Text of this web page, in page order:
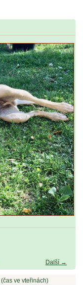
Další →
(čas ve vteřinách)